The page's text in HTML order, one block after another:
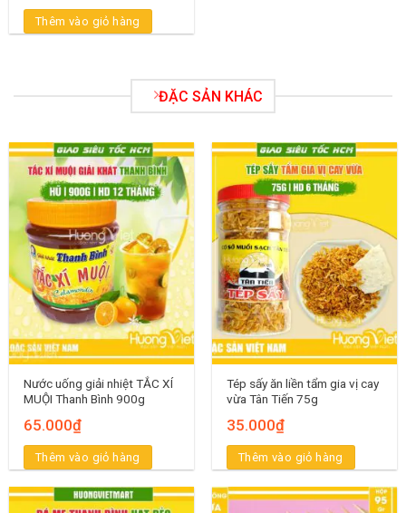
Thêm vào giỏ hàng
ĐẶC SẢN KHÁC
Nước uống giải nhiệt TẮC XÍ
MUỘI Thanh Bình 900g
65.000₫
Thêm vào giỏ hàng
Tép sấy ăn liền tẩm gia vị cay
vừa Tân Tiến 75g
35.000₫
Thêm vào giỏ hàng